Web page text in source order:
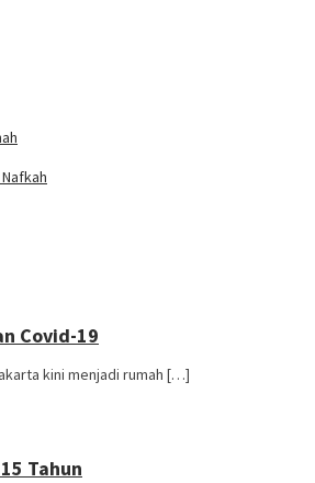
Covid-19
kini menjadi rumah […]
Tahun